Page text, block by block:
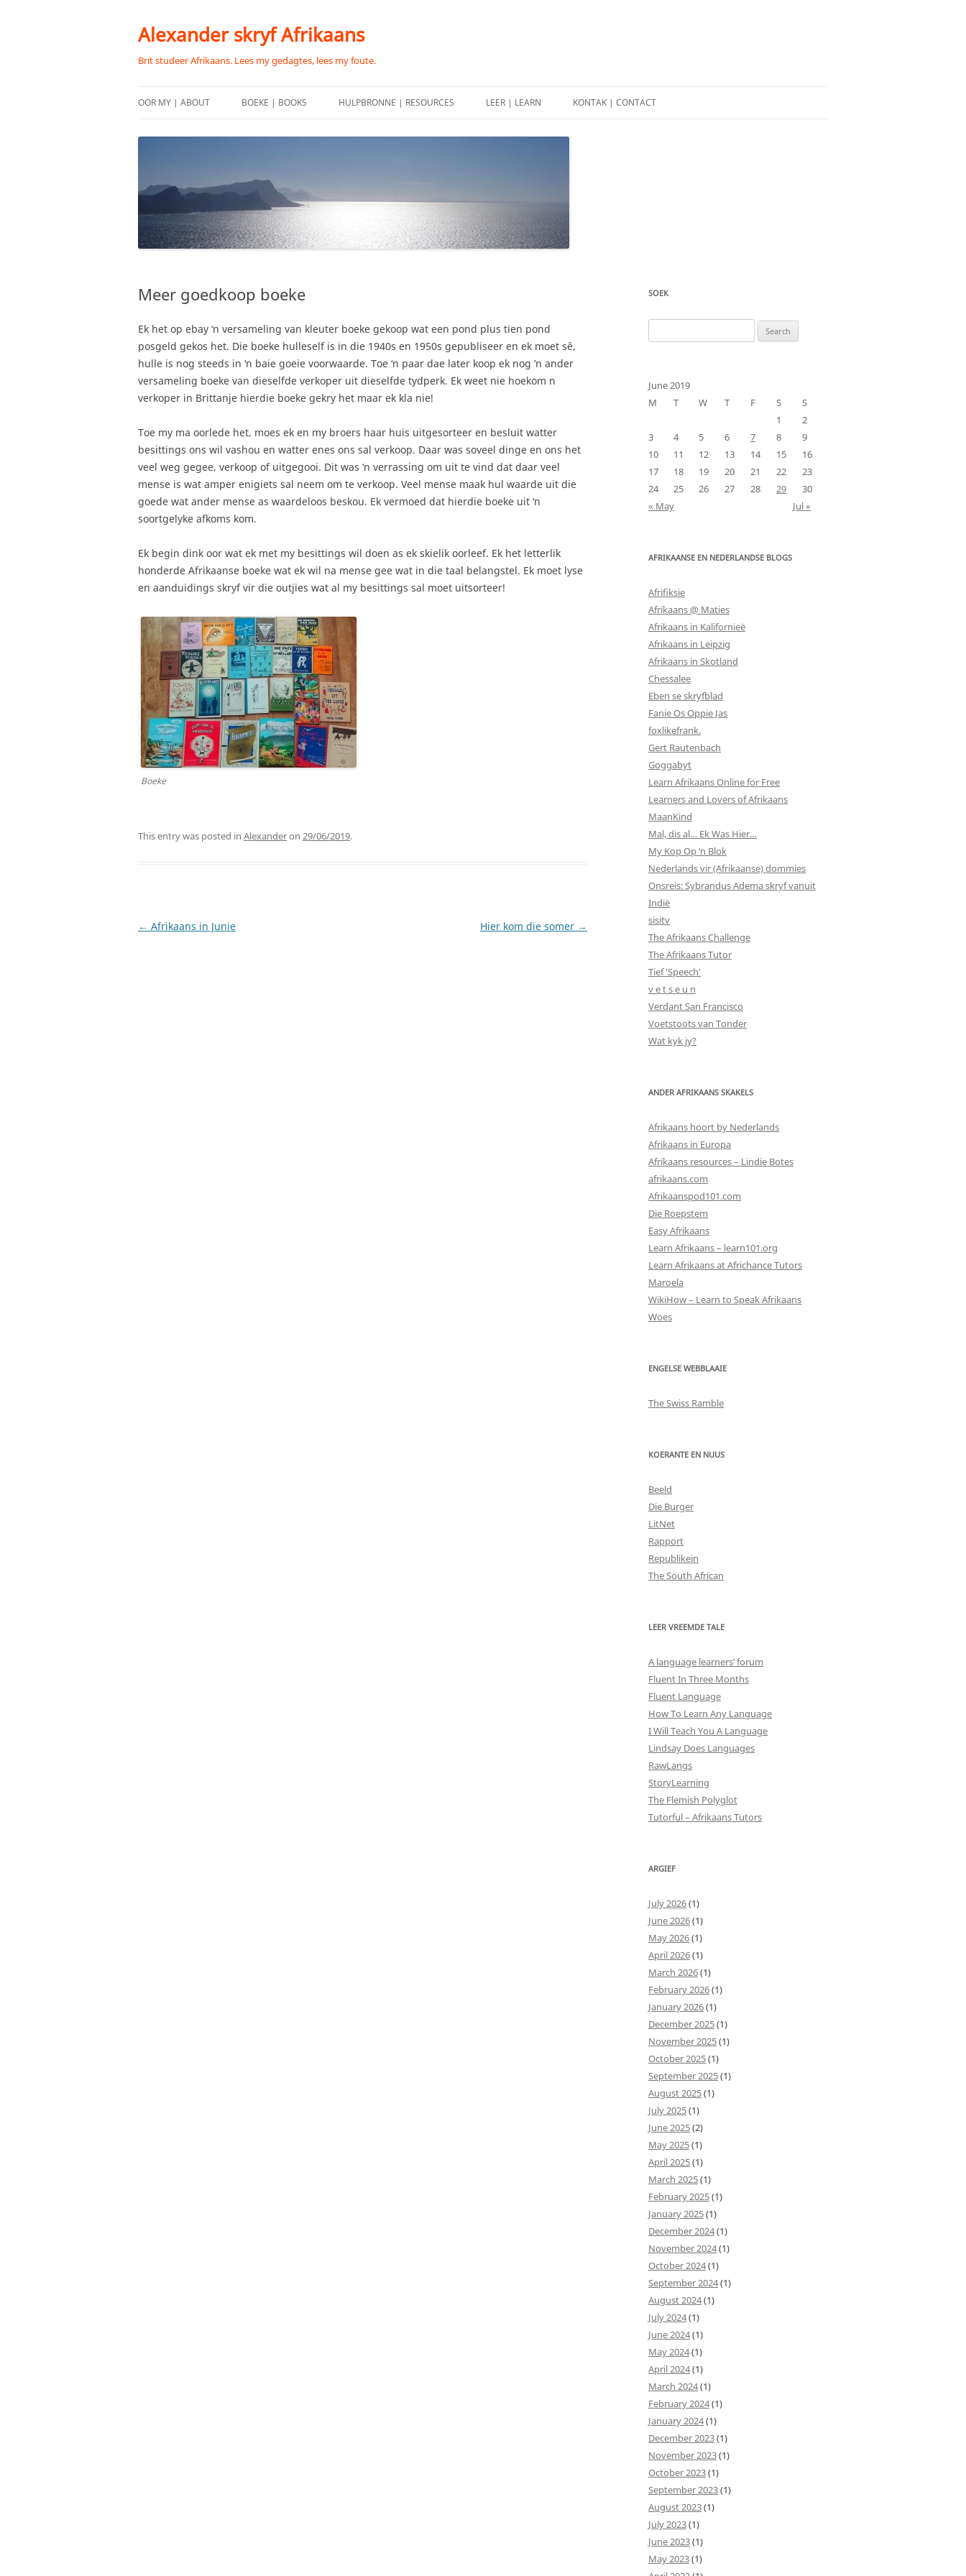
content
Alexander skryf Afrikaans
Brit studeer Afrikaans. Lees my gedagtes, lees my foute.
OOR MY | ABOUT BOEKE | BOOKS HULPBRONNE | RESOURCES LEER | LEARN KONTAK | CONTACT
Meer goedkoop boeke
Ek het op ebay ‘n versameling van kleuter boeke gekoop wat een pond plus tien pond
posgeld gekos het. Die boeke hulleself is in die 1940s en 1950s gepubliseer en ek moet sê,
hulle is nog steeds in ‘n baie goeie voorwaarde. Toe ‘n paar dae later koop ek nog ‘n ander
versameling boeke van dieselfde verkoper uit dieselfde tydperk. Ek weet nie hoekom n
verkoper in Brittanje hierdie boeke gekry het maar ek kla nie!
Toe my ma oorlede het, moes ek en my broers haar huis uitgesorteer en besluit watter
besittings ons wil vashou en watter enes ons sal verkoop. Daar was soveel dinge en ons het
veel weg gegee, verkoop of uitgegooi. Dit was ‘n verrassing om uit te vind dat daar veel
mense is wat amper enigiets sal neem om te verkoop. Veel mense maak hul waarde uit die
goede wat ander mense as waardeloos beskou. Ek vermoed dat hierdie boeke uit ‘n
soortgelyke afkoms kom.
Ek begin dink oor wat ek met my besittings wil doen as ek skielik oorleef. Ek het letterlik
honderde Afrikaanse boeke wat ek wil na mense gee wat in die taal belangstel. Ek moet lyse
en aanduidings skryf vir die outjies wat al my besittings sal moet uitsorteer!
Boeke
This entry was posted in Alexanderon 29/06/2019.
Post
← Afrikaans in Junie Hier kom die somer →
SOEK
for:
June 2019
M
T W T F S
S
1
2
3
4 5 6 7 8
9
10
11 12 13 14 15
16
17
18 19 20 21 22
23
24
25 26 27 28 29
30
« May
Jul »
AFRIKAANSE EN NEDERLANDSE BLOGS
Afrifiksie
Afrikaans @ Maties
Afrikaans in Kalifornieë
Afrikaans in Leipzig
Afrikaans in Skotland
Chessalee
Eben se skryfblad
Fanie Os Oppie Jas
foxlikefrank.
Gert Rautenbach
Goggabyt
Learn Afrikaans Online for Free
Learners and Lovers of Afrikaans
MaanKind
Mal, dis al… Ek Was Hier…
My Kop Op ‘n Blok
Nederlands vir (Afrikaanse) dommies
Onsreis: Sybrandus Adema skryf vanuit
Indië
sisitv
The Afrikaans Challenge
The Afrikaans Tutor
Tief 'Speech'
v e t s e u n
Verdant San Francisco
Voetstoots van Tonder
Wat kyk jy?
ANDER AFRIKAANS SKAKELS
Afrikaans hoort by Nederlands
Afrikaans in Europa
Afrikaans resources – Lindie Botes
afrikaans.com
Afrikaanspod101.com
Die Roepstem
Easy Afrikaans
Learn Afrikaans – learn101.org
Learn Afrikaans at Africhance Tutors
Maroela
WikiHow – Learn to Speak Afrikaans
Woes
ENGELSE WEBBLAAIE
The Swiss Ramble
KOERANTE EN NUUS
Beeld
Die Burger
LitNet
Rapport
Republikein
The South African
LEER VREEMDE TALE
A language learners’ forum
Fluent In Three Months
Fluent Language
How To Learn Any Language
I Will Teach You A Language
Lindsay Does Languages
RawLangs
StoryLearning
The Flemish Polyglot
Tutorful – Afrikaans Tutors
ARGIEF
July 2026(1)
June 2026(1)
May 2026(1)
April 2026(1)
March 2026(1)
February 2026(1)
January 2026(1)
December 2025(1)
November 2025(1)
October 2025(1)
September 2025(1)
August 2025(1)
July 2025(1)
June 2025(2)
May 2025(1)
April 2025(1)
March 2025(1)
February 2025(1)
January 2025(1)
December 2024(1)
November 2024(1)
October 2024(1)
September 2024(1)
August 2024(1)
July 2024(1)
June 2024(1)
May 2024(1)
April 2024(1)
March 2024(1)
February 2024(1)
January 2024(1)
December 2023(1)
November 2023(1)
October 2023(1)
September 2023(1)
August 2023(1)
July 2023(1)
June 2023(1)
May 2023(1)